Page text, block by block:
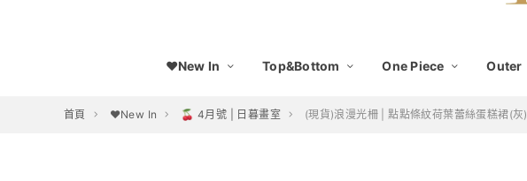
❤️New In Top&Bottom One Piece Outer
首頁 ❤️New In 🍒 4月號 | 日暮畫室 (現貨)浪漫光柵 | 點點條紋荷葉蕾絲蛋糕裙(灰)